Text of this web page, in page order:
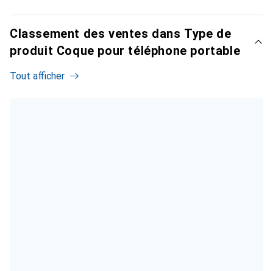
Classement des ventes dans Type de
produit Coque pour téléphone portable
Tout afficher